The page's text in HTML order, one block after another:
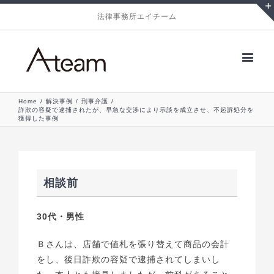
法律事務所エイチーム
Home / 解決事例 / 刑事弁護 /
詐欺の容疑で逮捕されたが、早急な交渉により示談を成立させ、不起訴処分を
獲得した事例
相談前
30代・男性
Ｂさんは、店舗で値札を張り替えて商品の会計
をし、 後日詐欺の容疑で逮捕されてしまいし